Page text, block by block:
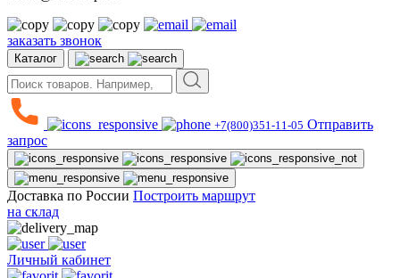
заказать звонок
Каталог
+7(800)351-11-05 Отправить
запрос
Доставка по России Построить маршрут
на склад
Личный кабинет